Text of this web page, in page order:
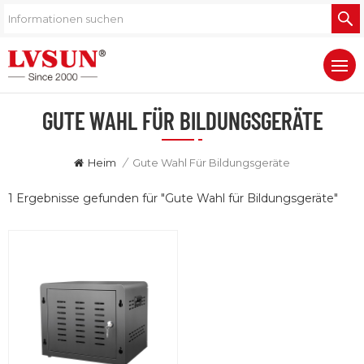
GUTE WAHL FÜR BILDUNGSGERÄTE
Heim / Gute Wahl Für Bildungsgeräte
1 Ergebnisse gefunden für "Gute Wahl für Bildungsgeräte"